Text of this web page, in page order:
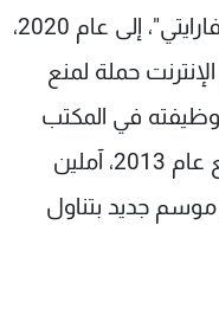
تعود تفاصيل القصة وفق مجلة "فارايتي"، إلى عام 2020،
حملة لمنع
في المكتب
بالتقاعد بعد انتهاء الموسم التاسع عام 2013، آملين
موسم جديد بتناول